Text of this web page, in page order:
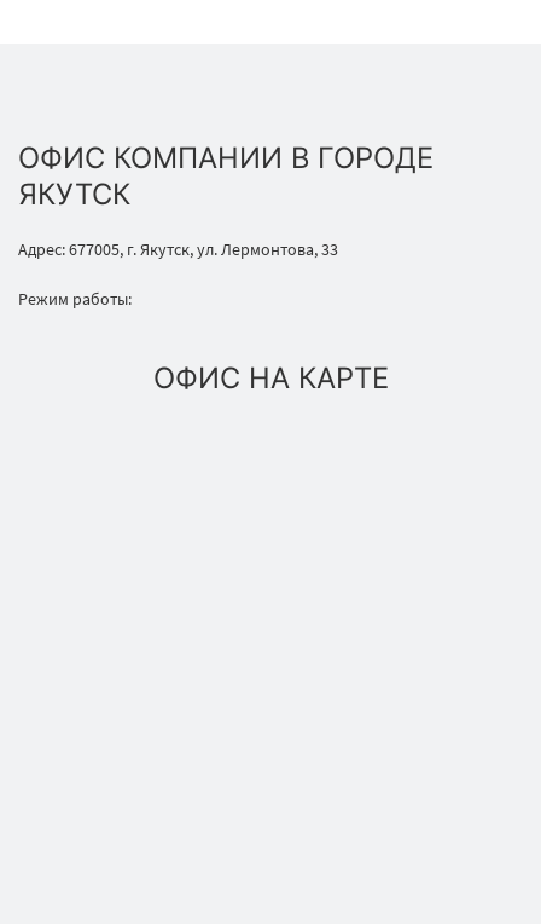
ОФИС КОМПАНИИ В ГОРОДЕ
ЯКУТСК
Адрес: 677005, г. Якутск, ул. Лермонтова, 33
Режим работы:
ОФИС НА КАРТЕ